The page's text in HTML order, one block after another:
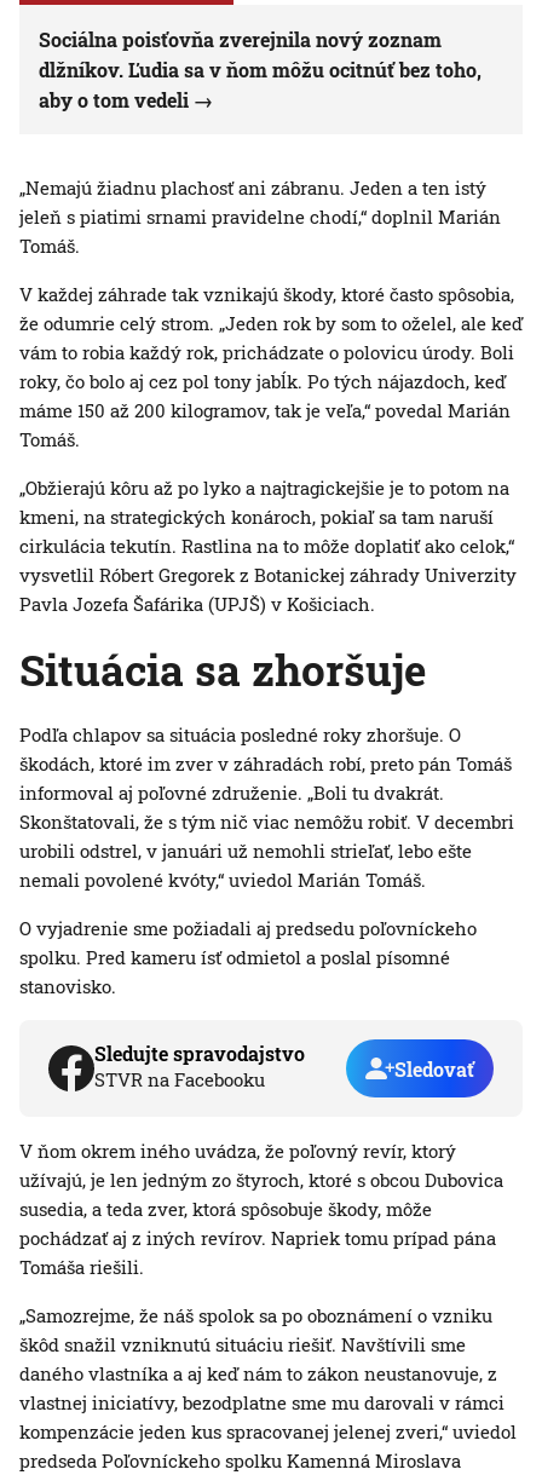
Sociálna poisťovňa zverejnila nový zoznam
dlžníkov. Ľudia sa v ňom môžu ocitnúť bez toho,
aby o tom vedeli
„Nemajú žiadnu plachosť ani zábranu. Jeden a ten istý
jeleň s piatimi srnami pravidelne chodí,“ doplnil Marián
Tomáš.
V každej záhrade tak vznikajú škody, ktoré často spôsobia,
že odumrie celý strom. „Jeden rok by som to oželel, ale keď
vám to robia každý rok, prichádzate o polovicu úrody. Boli
roky, čo bolo aj cez pol tony jabĺk. Po tých nájazdoch, keď
máme 150 až 200 kilogramov, tak je veľa,“ povedal Marián
Tomáš.
„Obžierajú kôru až po lyko a najtragickejšie je to potom na
kmeni, na strategických konároch, pokiaľ sa tam naruší
cirkulácia tekutín. Rastlina na to môže doplatiť ako celok,“
vysvetlil Róbert Gregorek z Botanickej záhrady Univerzity
Pavla Jozefa Šafárika (UPJŠ) v Košiciach.
Situácia sa zhoršuje
Podľa chlapov sa situácia posledné roky zhoršuje. O
škodách, ktoré im zver v záhradách robí, preto pán Tomáš
informoval aj poľovné združenie. „Boli tu dvakrát.
Skonštatovali, že s tým nič viac nemôžu robiť. V decembri
urobili odstrel, v januári už nemohli strieľať, lebo ešte
nemali povolené kvóty,“ uviedol Marián Tomáš.
O vyjadrenie sme požiadali aj predsedu poľovníckeho
spolku. Pred kameru ísť odmietol a poslal písomné
stanovisko.
Sledujte spravodajstvo
STVR na Facebooku Sledovať
V ňom okrem iného uvádza, že poľovný revír, ktorý
užívajú, je len jedným zo štyroch, ktoré s obcou Dubovica
susedia, a teda zver, ktorá spôsobuje škody, môže
pochádzať aj z iných revírov. Napriek tomu prípad pána
Tomáša riešili.
„Samozrejme, že náš spolok sa po oboznámení o vzniku
škôd snažil vzniknutú situáciu riešiť. Navštívili sme
daného vlastníka a aj keď nám to zákon neustanovuje, z
vlastnej iniciatívy, bezodplatne sme mu darovali v rámci
kompenzácie jeden kus spracovanej jelenej zveri,“ uviedol
predseda Poľovníckeho spolku Kamenná Miroslava